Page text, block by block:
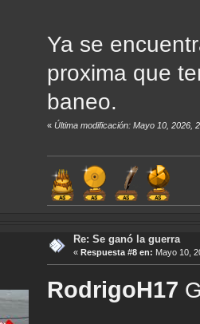
Ya se
proxima que
baneo.
«Última modificación: Mayo 10, 2026,
Re: Se ganó la guerra
« Respuesta #8 en: Mayo 10,
RodrigoH17